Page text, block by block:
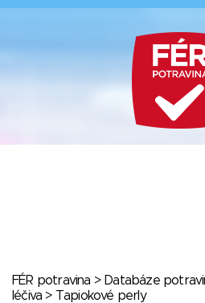
FÉR potravina > Databáze
léčiva > Tapiokové perly